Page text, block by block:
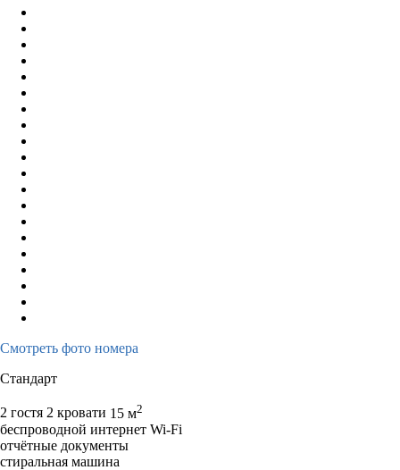
Смотреть фото номера
Стандарт
2 гостя 2 кровати 15 м2
беспроводной интернет Wi-Fi
отчётные документы
стиральная машина